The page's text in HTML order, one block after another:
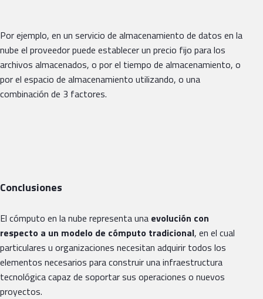
Por ejemplo, en un servicio de almacenamiento de datos en la
nube el proveedor puede establecer un precio fijo para los
archivos almacenados, o por el tiempo de almacenamiento, o
por el espacio de almacenamiento utilizando, o una
combinación de 3 factores.
Conclusiones
El cómputo en la nube representa una evolución con
respecto a un modelo de cómputo tradicional, en el cual
particulares u organizaciones necesitan adquirir todos los
elementos necesarios para construir una infraestructura
tecnológica capaz de soportar sus operaciones o nuevos
proyectos.